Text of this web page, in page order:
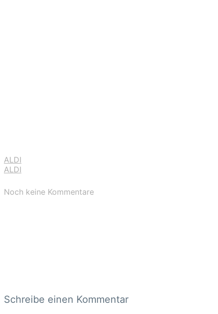
ALDI
ALDI
Noch keine Kommentare
Schreibe einen Kommentar